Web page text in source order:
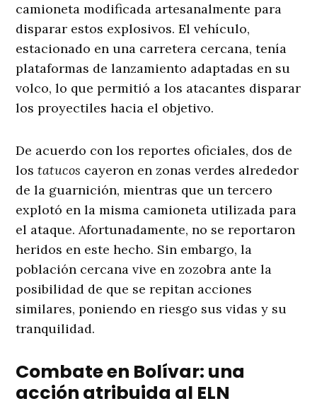
camioneta modificada artesanalmente para
disparar estos explosivos. El vehículo,
estacionado en una carretera cercana, tenía
plataformas de lanzamiento adaptadas en su
volco, lo que permitió a los atacantes disparar
los proyectiles hacia el objetivo.
De acuerdo con los reportes oficiales, dos de
lostatucos cayeron en zonas verdes alrededor
de la guarnición, mientras que un tercero
explotó en la misma camioneta utilizada para
el ataque. Afortunadamente, no se reportaron
heridos en este hecho. Sin embargo, la
población cercana vive en zozobra ante la
posibilidad de que se repitan acciones
similares, poniendo en riesgo sus vidas y su
tranquilidad.
Combate en Bolívar: una
acción atribuida al ELN